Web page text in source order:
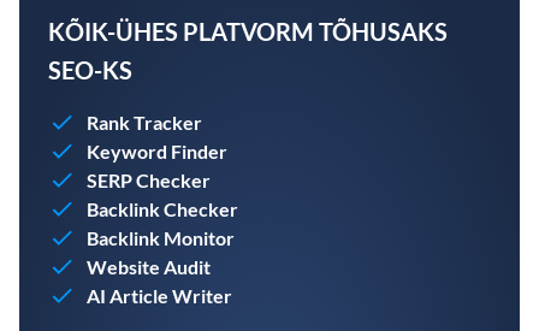
KÕIK-ÜHES PLATVORM TÕHUSAKS
SEO-KS
Rank Tracker
Keyword Finder
SERP Checker
Backlink Checker
Backlink Monitor
Website Audit
AI Article Writer